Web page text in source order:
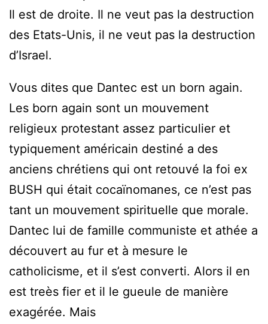
Il est de droite. Il ne veut pas la destruction
des Etats-Unis, il ne veut pas la destruction
d’Israel.
Vous dites que Dantec est un born again.
Les born again sont un mouvement
religieux protestant assez particulier et
typiquement américain destiné a des
anciens chrétiens qui ont retouvé la foi ex
BUSH qui était cocaïnomanes, ce n’est pas
tant un mouvement spirituelle que morale.
Dantec lui de famille communiste et athée a
découvert au fur et à mesure le
catholicisme, et il s’est converti. Alors il en
est treès fier et il le gueule de manière
exagérée. Mais